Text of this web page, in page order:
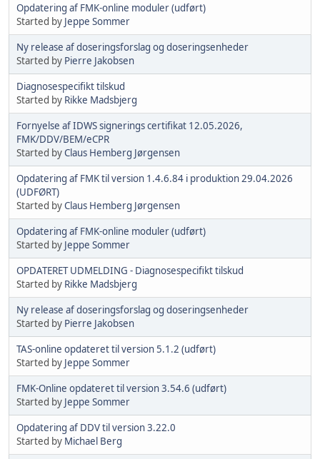
Opdatering af FMK-online moduler (udført)
Started by Jeppe Sommer
Ny release af doseringsforslag og doseringsenheder
Started by Pierre Jakobsen
Diagnosespecifikt tilskud
Started by Rikke Madsbjerg
Fornyelse af IDWS signerings certifikat 12.05.2026,
FMK/DDV/BEM/eCPR
Started byClaus Hemberg Jørgensen
Opdatering af FMK til version 1.4.6.84 i produktion 29.04.2026
(UDFØRT)
Started byClaus Hemberg Jørgensen
Opdatering af FMK-online moduler (udført)
Started by Jeppe Sommer
OPDATERET UDMELDING - Diagnosespecifikt tilskud
Started by Rikke Madsbjerg
Ny release af doseringsforslag og doseringsenheder
Started by Pierre Jakobsen
TAS-online opdateret til version 5.1.2 (udført)
Started by Jeppe Sommer
FMK-Online opdateret til version 3.54.6 (udført)
Started by Jeppe Sommer
Opdatering af DDV til version 3.22.0
Started by Michael Berg